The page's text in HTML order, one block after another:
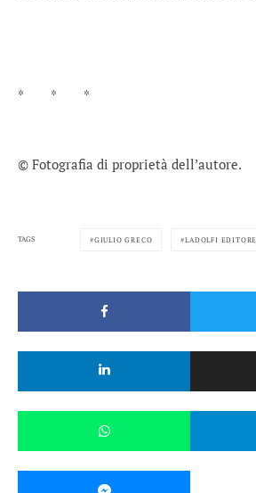
* * *
© Fotografia di proprietà dell’autore.
TAGS GIULIO GRECO LADOLFI EDITORE